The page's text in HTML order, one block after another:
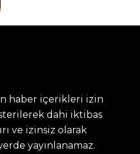
haber içerikleri izin
dahi iktibas
ve izinsiz olarak
yayınlanamaz.